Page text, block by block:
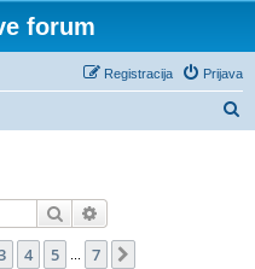
forum
Prijava
Registracija
Pretražnik
1/ 4 5 7